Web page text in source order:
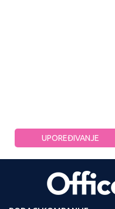
UPOREĐIVANJE